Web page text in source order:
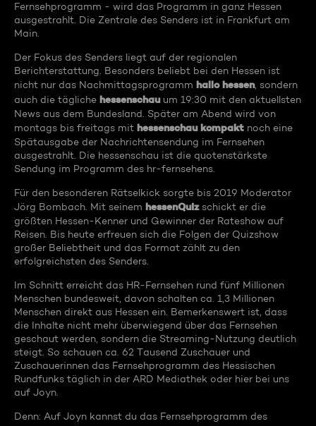
Fernsehprogramm - wird das Programm in ganz Hessen
ausgestrahlt. Die Zentrale des Senders ist in Frankfurt am
Main.
Der Fokus des Senders liegt auf der regionalen
Berichterstattung. Besonders beliebt bei den Hessen ist
nicht nur das Nachmittagsprogramm hallo hessen, sondern
auch die tägliche hessenschauum 19:30 mit den aktuellsten
News aus dem Bundesland. Später am Abend wird von
montags bis freitags mit hessenschau kompakt noch eine
Spätausgabe der Nachrichtensendung im Fernsehen
ausgestrahlt. Die hessenschau ist die quotenstärkste
Sendung im Programm des hr-fernsehens.
Für den besonderen Rätselkick sorgte bis 2019 Moderator
Jörg Bombach. Mit seinem hessenQuizschickt er die
größten Hessen-Kenner und Gewinner der Rateshow auf
Reisen. Bis heute erfreuen sich die Folgen der Quizshow
großer Beliebtheit und das Format zählt zu den
erfolgreichsten des Senders.
Im Schnitt erreicht das HR-Fernsehen rund fünf Millionen
Menschen bundesweit, davon schalten ca. 1,3 Millionen
Menschen direkt aus Hessen ein. Bemerkenswert ist, dass
die Inhalte nicht mehr überwiegend über das Fernsehen
geschaut werden, sondern die Streaming-Nutzung deutlich
steigt. So schauen ca. 62 Tausend Zuschauer und
Zuschauerinnen das Fernsehprogramm des Hessischen
Rundfunks täglich in der ARD Mediathek oder hier bei uns
auf Joyn.
Denn: Auf Joyn kannst du das Fernsehprogramm des